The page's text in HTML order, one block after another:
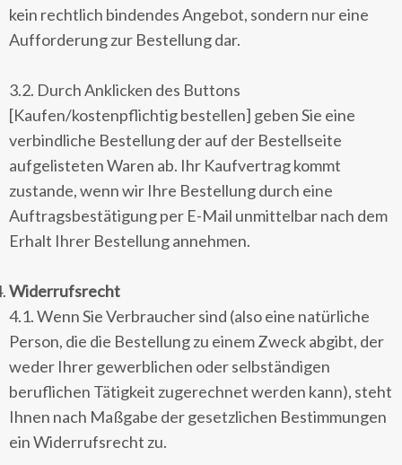
kein rechtlich bindendes Angebot, sondern nur eine
Aufforderung zur Bestellung dar.
3.2. Durch Anklicken des Buttons
[Kaufen/kostenpflichtig bestellen] geben Sie eine
verbindliche Bestellung der auf der Bestellseite
aufgelisteten Waren ab. Ihr Kaufvertrag kommt
zustande, wenn wir Ihre Bestellung durch eine
Auftragsbestätigung per E-Mail unmittelbar nach dem
Erhalt Ihrer Bestellung annehmen.
Widerrufsrecht
4.1. Wenn Sie Verbraucher sind (also eine natürliche
Person, die die Bestellung zu einem Zweck abgibt, der
weder Ihrer gewerblichen oder selbständigen
beruflichen Tätigkeit zugerechnet werden kann), steht
Ihnen nach Maßgabe der gesetzlichen Bestimmungen
ein Widerrufsrecht zu.